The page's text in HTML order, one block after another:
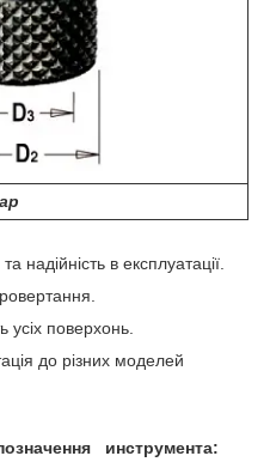
надійність в експлуатації.
усіх поверхонь.
до різних моделей
инструмента: